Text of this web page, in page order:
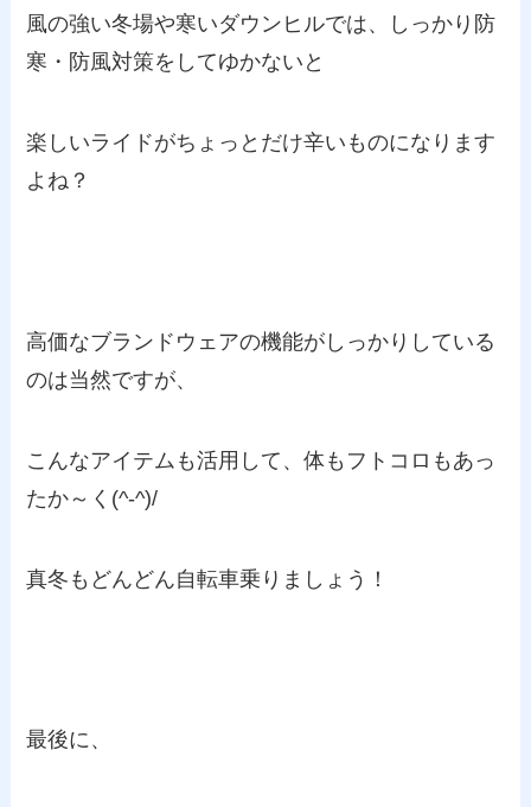
風の強い冬場や寒いダウンヒルでは、しっかり防
寒・防風対策をしてゆかないと
楽しいライドがちょっとだけ辛いものになります
よね？
高価なブランドウェアの機能がしっかりしている
のは当然ですが、
こんなアイテムも活用して、体もフトコロもあっ
たか～く(^-^)/
真冬もどんどん自転車乗りましょう！
最後に、